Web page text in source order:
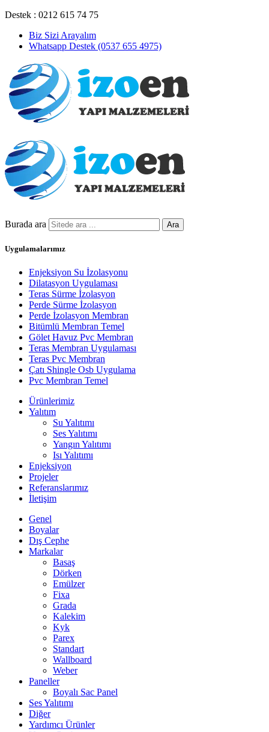
Destek : 0212 615 74 75
Biz Sizi Arayalım
Whatsapp Destek (0537 655 4975)
Burada ara Ara
Uygulamalarımız
Enjeksiyon Su İzolasyonu
Dilatasyon Uygulaması
Teras Sürme İzolasyon
Perde Sürme İzolasyon
Perde İzolasyon Membran
Bitümlü Membran Temel
Gölet Havuz Pvc Membran
Teras Membran Uygulaması
Teras Pvc Membran
Çatı Shingle Osb Uygulama
Pvc Membran Temel
Ürünlerimiz
Yalıtım
Su Yalıtımı
Ses Yalıtımı
Yangın Yalıtımı
Isı Yalıtımı
Enjeksiyon
Projeler
Referanslarımız
İletişim
Genel
Boyalar
Dış Cephe
Markalar
Basaş
Dörken
Emülzer
Fixa
Grada
Kalekim
Kyk
Parex
Standart
Wallboard
Weber
Paneller
Boyalı Sac Panel
Ses Yalıtımı
Diğer
Yardımcı Ürünler